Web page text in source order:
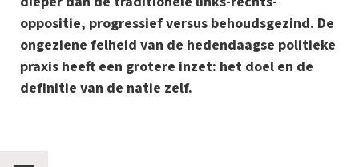
oppositie, progressief versus behoudsgezind. De
ongeziene felheid van de hedendaagse politieke
praxis heeft een grotere inzet: het doel en de
definitie van de natie zelf.